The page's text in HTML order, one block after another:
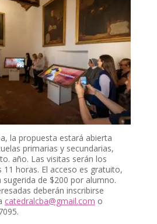
la propuesta estará abierta
primarias y secundarias,
año. Las visitas serán los
horas. El acceso es gratuito,
de $200 por alumno.
deberán inscribirse
catedralcba@gmail.com o